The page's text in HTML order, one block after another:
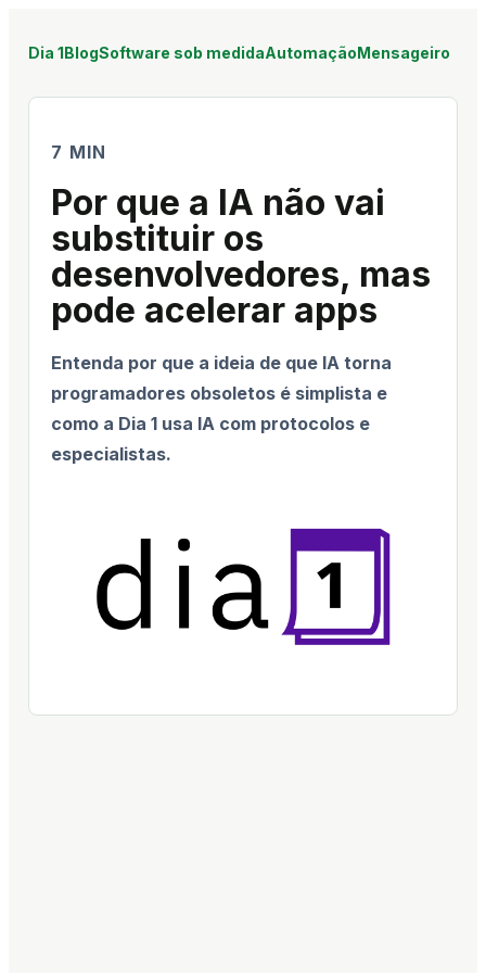
Dia 1BlogSoftware sob medidaAutomaçãoMensageiro
7 MIN
Por que a IA não vai
substituir os
desenvolvedores, mas
pode acelerar apps
Entenda por que a ideia de que IA torna
programadores obsoletos é simplista e
como a Dia 1 usa IA com protocolos e
especialistas.